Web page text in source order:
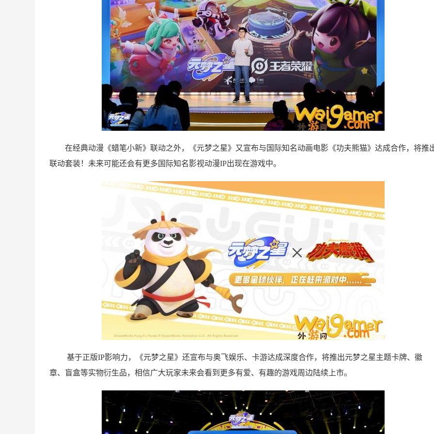
在经典动漫《蜡笔小新》联动之外，《元梦之星》又宣布与国际知名动画电影《功夫熊猫》达成合作，将推
联动套装！未来可能还会有更多国际知名影视动漫IP出现在游戏中。
基于正版IP影响力，《元梦之星》还宣布与奥飞娱乐、卡游达成深度合作，将推出元梦之星主题卡牌、徽
章、盲盒等实物衍生品，相信广大玩家未来会看到更多有爱、有趣的游戏周边陆续上市。